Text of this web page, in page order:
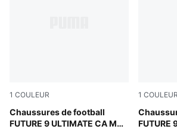
1 COULEUR
Chaussures de football
FUTURE 9 ULTIMATE CA MX
Ravish-Grassy Green-Racing Blue-
1 COULEUR
FUTURE
Light